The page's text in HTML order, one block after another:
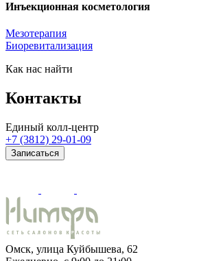
Инъекционная косметология
Мезотерапия
Биоревитализация
Как нас найти
Контакты
Единый колл-центр
+7 (3812) 29-01-09
Записаться
Омск, улица Куйбышева, 62